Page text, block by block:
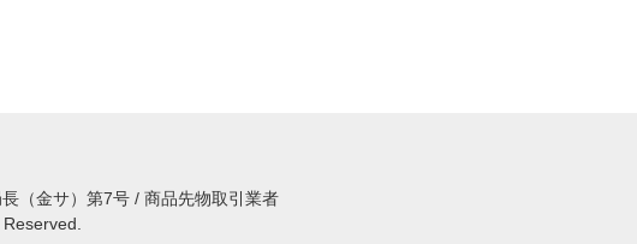
（金サ）第7号 / 商品先物取引業者